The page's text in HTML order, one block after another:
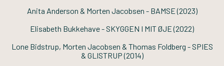
Anita Anderson & Morten Jacobsen - BAMSE(2023)
Elisabeth Bukkehave - SKYGGEN I MIT ØJE(2022)
Lone Bidstrup, Morten Jacobsen & Thomas Foldberg - SPIES
& GLISTRUP(2014)